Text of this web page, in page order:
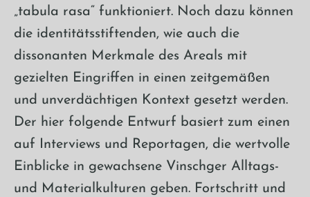
„tabula rasa“ funktioniert. Noch dazu können
die identitätsstiftenden, wie auch die
dissonanten Merkmale des Areals mit
gezielten Eingriffen in einen zeitgemäßen
und unverdächtigen Kontext gesetzt werden.
Der hier folgende Entwurf basiert zum einen
auf Interviews und Reportagen, die wertvolle
Einblicke in gewachsene Vinschger Alltags-
und Materialkulturen geben. Fortschritt und